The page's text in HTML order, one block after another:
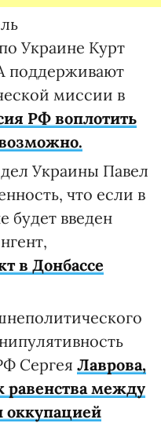
Украине Курт
поддерживают
миссии в
РФ воплотить
Украины Павел
что если в
будет введен
в Донбассе
Сергея Лаврова,
равенства между
оккупацией